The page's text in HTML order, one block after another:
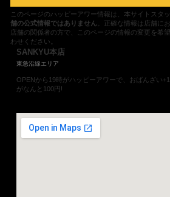
このページのハッピーアワー情報は、本サイトスタ
舗の公式情報ではありません 。正確な情報は店舗に
店舗の関係者の方で、このページの情報の変更を希
わせください。
SANKYU本店
東急沿線エリア
OPENから19時がハッピーアワーで、おばんざい
がなんと100円!